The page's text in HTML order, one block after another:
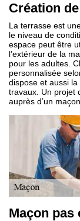
Création
La terrasse est
le niveau de
espace peut être
l’extérieur de la
pour les adultes.
personnalisée
dispose et aussi
travaux. Un projet
auprès d’un
Maçon pas